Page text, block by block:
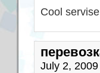
Cool
July 2,